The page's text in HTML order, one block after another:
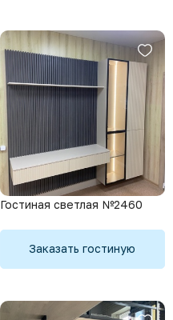
Гостиная светлая №2460
Заказать гостиную